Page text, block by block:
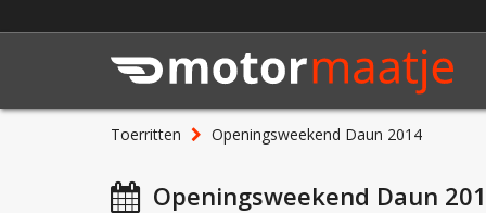
Toerritten Openingsweekend Daun 2014
Openingsweekend Daun